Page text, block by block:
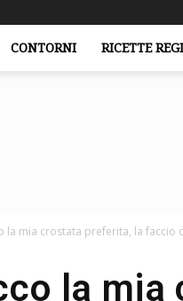
CONTORNI RICETTE
la mia crostata preferita, la faccio
la